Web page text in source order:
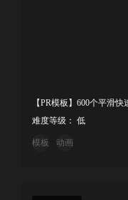
难度等级： 低
模板 动画